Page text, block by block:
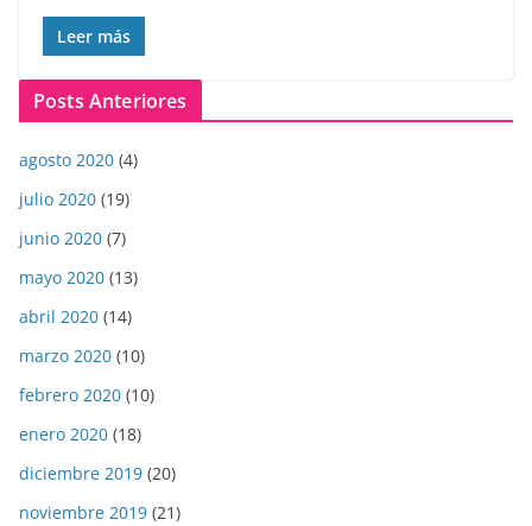
Leer más
Posts Anteriores
agosto 2020 (4)
julio 2020 (19)
junio 2020 (7)
mayo 2020 (13)
abril 2020 (14)
marzo 2020 (10)
febrero 2020 (10)
enero 2020 (18)
diciembre 2019 (20)
noviembre 2019 (21)